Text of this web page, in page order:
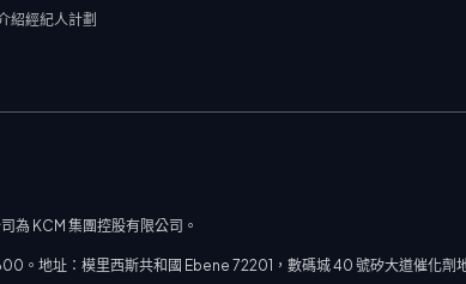
紹經紀人計劃
為 KCM 集團控股有限公司。
。地址：模里西斯共和國 Ebene 72201，數碼城 40 號矽大道催化劑